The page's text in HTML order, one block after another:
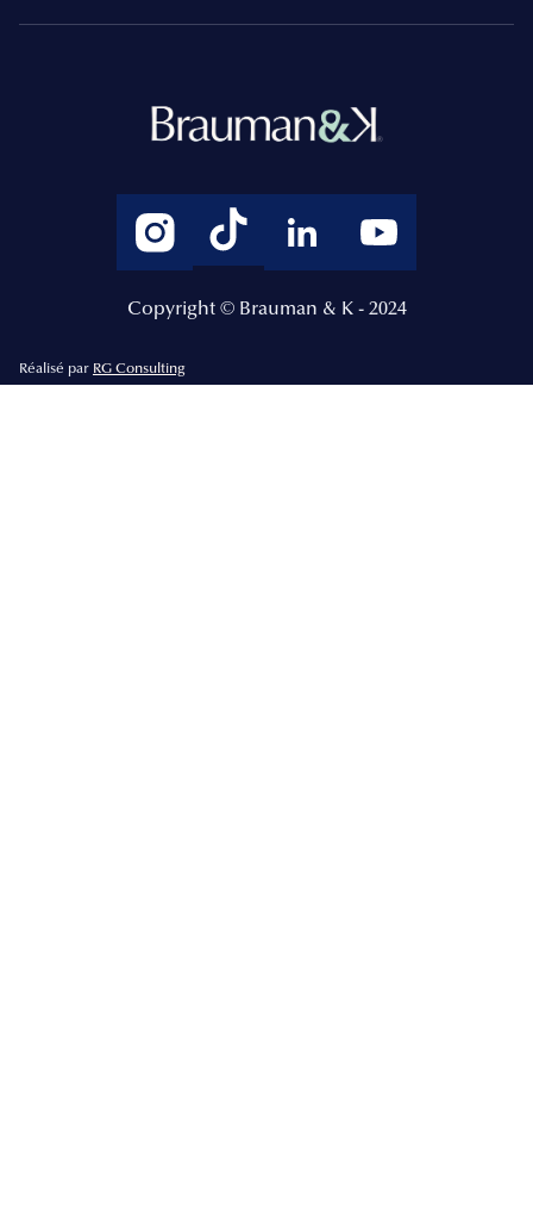
Copyright © Brauman & K - 2024
Réalisé par RG Consulting